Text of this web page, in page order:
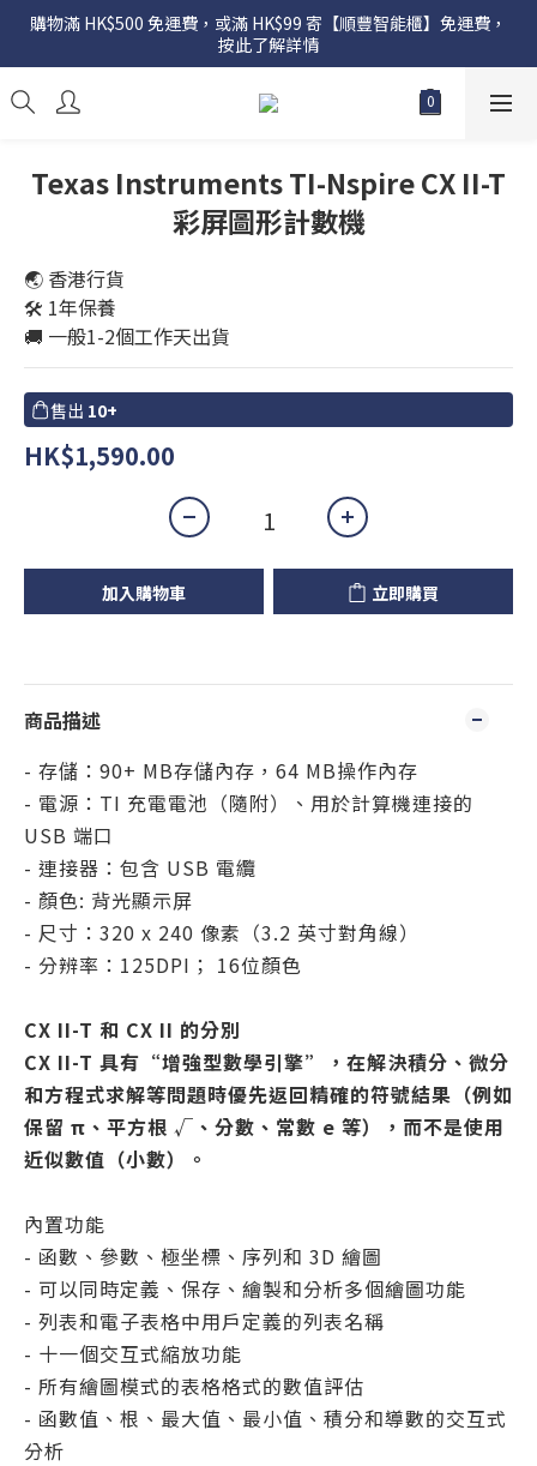
購物滿 HK$500 免運費，或滿 HK$99 寄【順豐智能櫃】免運費，
按此了解詳情
Texas Instruments TI-Nspire CX II-T
彩屏圖形計數機
🌏 香港行貨
🛠️ 1年保養
🚚 一般1-2個工作天出貨
售出 10+
HK$1,590.00
加入購物車 立即購買
商品描述
- 存儲：90+ MB存儲內存，64 MB操作內存
- 電源：TI 充電電池（隨附）、用於計算機連接的
USB 端口
- 連接器：包含 USB 電纜
- 顏色: 背光顯示屏
- 尺寸：320 x 240 像素（3.2 英寸對角線）
- 分辨率：125DPI； 16位顏色
CX II-T 和 CX II 的分別
CX II-T 具有“增強型數學引擎”，在解決積分、微分
和方程式求解等問題時優先返回精確的符號結果（例如
保留 π、平方根 √、分數、常數 e 等），而不是使用
近似數值（小數）。
內置功能
- 函數、參數、極坐標、序列和 3D 繪圖
- 可以同時定義、保存、繪製和分析多個繪圖功能
- 列表和電子表格中用戶定義的列表名稱
- 十一個交互式縮放功能
- 所有繪圖模式的表格格式的數值評估
- 函數值、根、最大值、最小值、積分和導數的交互式
分析